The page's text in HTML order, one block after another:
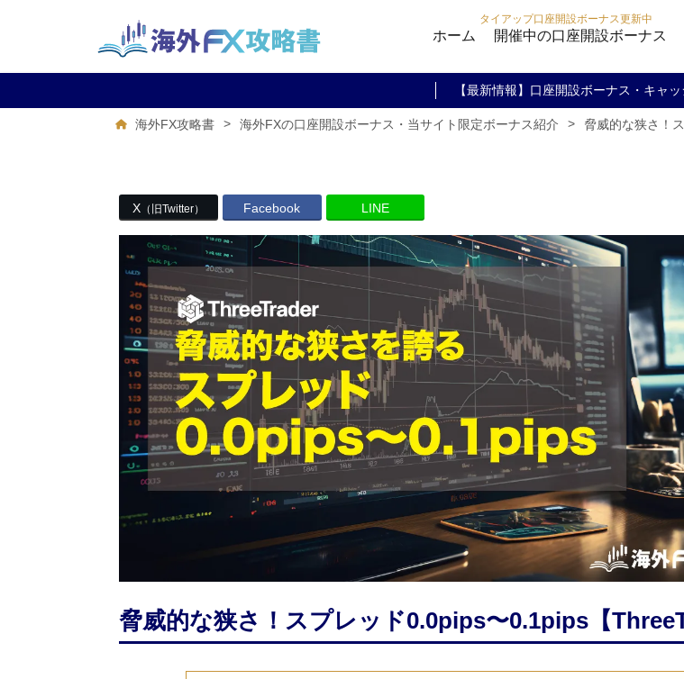
ホーム
タイアップ口座開設ボーナス更新中
開催中の口座開設ボーナス
【最新情報】口座開設ボーナス・キャッ
海外FX攻略書 > 海外FXの口座開設ボーナス・当サイト限定ボーナス紹介 > 脅威的な狭さ！
X（旧Twitter） Facebook LINE
脅威的な狭さ！スプレッド0.0pips〜0.1pips【